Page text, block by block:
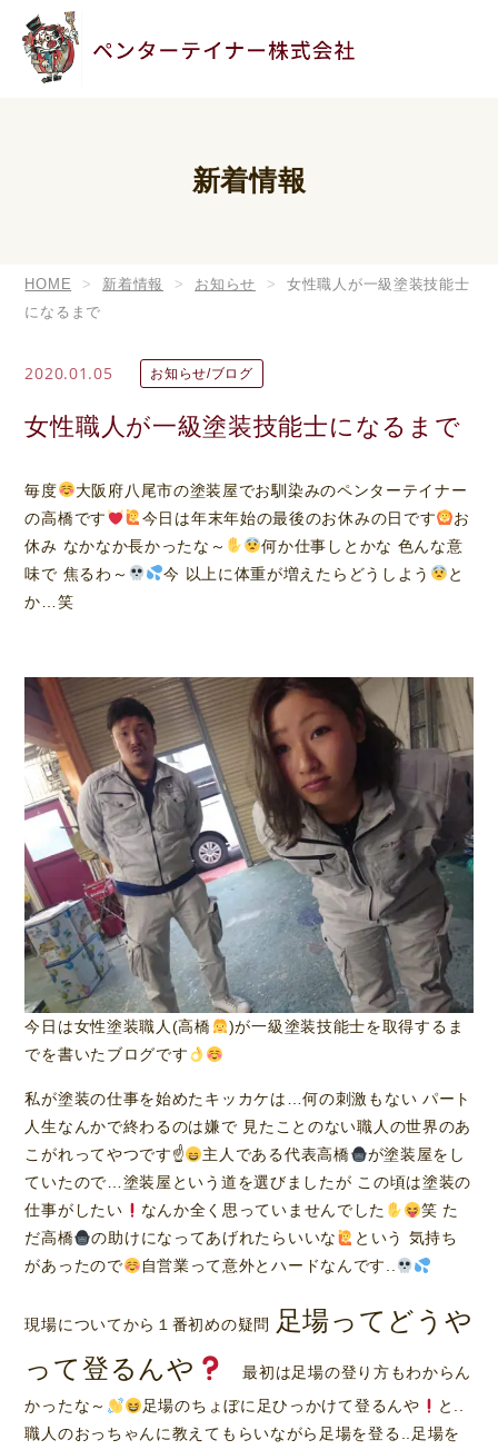
新着情報
HOME 新着情報 お知らせ
女性職人が一級塗装技能士
になるまで
2020.01.05 お知らせ/ブログ
女性職人が一級塗装技能士になるまで
毎度
大阪府八尾市の塗装屋でお馴染みのペンターテイナー
の高橋です
今日は年末年始の最後のお休みの日です
お
休み なかなか長かったな～
何か仕事しとかな 色んな意
味で 焦るわ～
今 以上に体重が増えたらどうしよう
と
か…笑
今日は女性塗装職人(高橋
)が一級塗装技能士を取得するま
でを書いたブログです
私が塗装の仕事を始めたキッカケは…何の刺激もない パート
人生なんかで終わるのは嫌で 見たことのない職人の世界のあ
こがれってやつです☝
主人である代表高橋
が塗装屋をし
ていたので…塗装屋という道を選びましたが この頃は塗装の
仕事がしたい
なんか全く思っていませんでした
笑 た
だ高橋
の助けになってあげれたらいいな
という 気持ち
があったので
自営業って意外とハードなんです..
現場についてから１番初めの疑問
足場ってどうや
って登るんや
最初は足場の登り方もわからん
かったな～
足場のちょぼに足ひっかけて登るんや
と..
職人のおっちゃんに教えてもらいながら足場を登る..足場を